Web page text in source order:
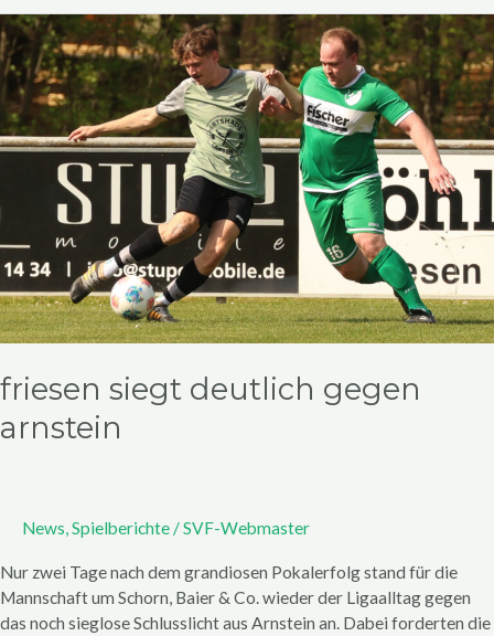
friesen siegt deutlich gegen
arnstein
News,Spielberichte /SVF-Webmaster
Nur zwei Tage nach dem grandiosen Pokalerfolg stand für die
Mannschaft um Schorn, Baier & Co. wieder der Ligaalltag gegen
das noch sieglose Schlusslicht aus Arnstein an. Dabei forderten die
Friesen
siegt
deutlich
gegen
Arnstein